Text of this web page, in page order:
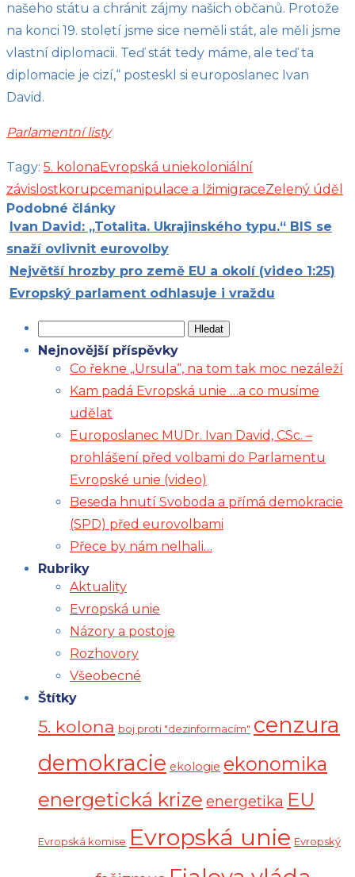
našeho státu a chránit zájmy našich občanů. Protože
na konci 19. století jsme sice neměli stát, ale měli jsme
vlastní diplomacii. Teď stát tedy máme, ale teď ta
diplomacie je cizí,“ posteskl si europoslanec Ivan
David.
Parlamentní listy
Tagy: 5. kolona Evropská unie koloniální
závislost korupcemanipulace a lžimigraceZelený úděl
Podobné články
Ivan David: „Totalita. Ukrajinského typu.“ BIS se
snaží ovlivnit eurovolby
Největší hrozby pro země EU a okolí (video 1:25)
Evropský parlament odhlasuje i vraždu
Nejnovější příspěvky
Co řekne „Ursula“, na tom tak moc nezáleží
Kam padá Evropská unie …a co musíme
udělat
Europoslanec MUDr. Ivan David, CSc. –
prohlášení před volbami do Parlamentu
Evropské unie (video)
Beseda hnutí Svoboda a přímá demokracie
(SPD) před eurovolbami
Přece by nám nelhali…
Rubriky
Aktuality
Evropská unie
Názory a postoje
Rozhovory
Všeobecné
Štítky
5. kolona boj proti "dezinformacím" cenzura
demokracie ekologie ekonomika
energetická krize energetika EU
Evropská komise Evropská unie Evropský